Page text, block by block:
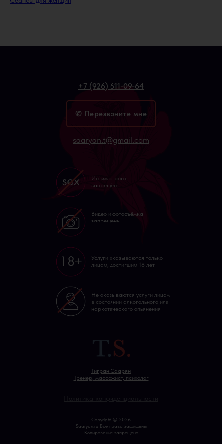
Copyright © 2026
Saaryan.ru Все права защищены
Копирование запрещено
Интим строго
запрещён
Видео и фотосъёмка
запрещены
Услуги оказываются только
лицам, достигшим 18 лет
Не оказываются услуги лицам
в состоянии алкогольного или
наркотического опьянения
Тигран Саарян
Тренер, массажист, психолог
✆ Перезвоните мне
saaryan.t@gmail.com
+7 (926) 611-09-64